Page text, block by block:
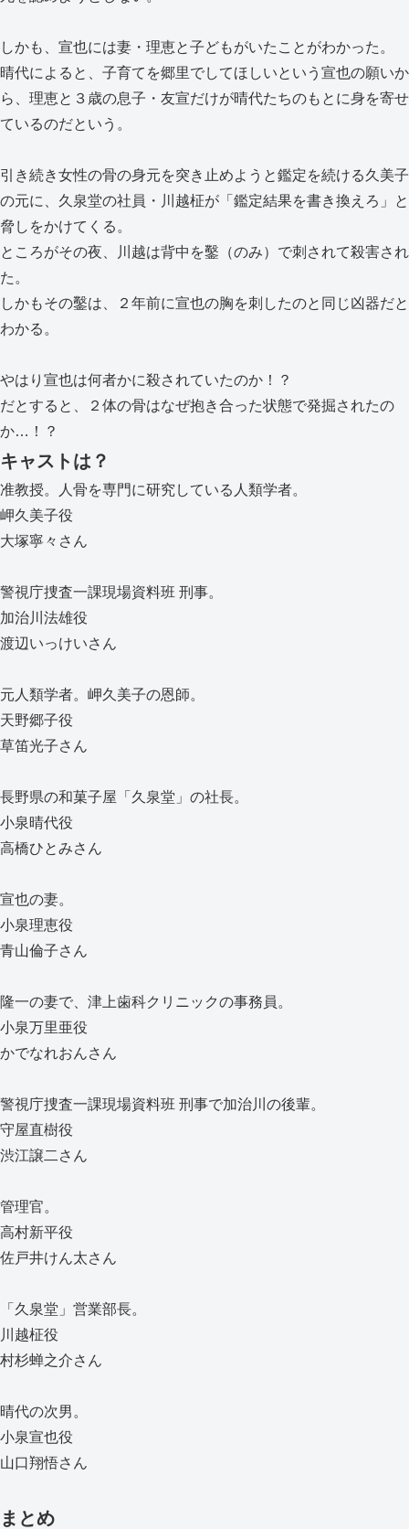
しかも、宣也には妻・理恵と子どもがいたことがわかった。
晴代によると、子育てを郷里でしてほしいという宣也の願いか
ら、理恵と３歳の息子・友宣だけが晴代たちのもとに身を寄せ
ているのだという。
引き続き女性の骨の身元を突き止めようと鑑定を続ける久美子
の元に、久泉堂の社員・川越柾が「鑑定結果を書き換えろ」と
脅しをかけてくる。
ところがその夜、川越は背中を鑿（のみ）で刺されて殺害され
た。
しかもその鑿は、２年前に宣也の胸を刺したのと同じ凶器だと
わかる。
やはり宣也は何者かに殺されていたのか！？
だとすると、２体の骨はなぜ抱き合った状態で発掘されたの
か…！？
キャストは？
准教授。人骨を専門に研究している人類学者。
岬久美子役
大塚寧々さん
警視庁捜査一課現場資料班 刑事。
加治川法雄役
渡辺いっけいさん
元人類学者。岬久美子の恩師。
天野郷子役
草笛光子さん
長野県の和菓子屋「久泉堂」の社長。
小泉晴代役
高橋ひとみさん
宣也の妻。
小泉理恵役
青山倫子さん
隆一の妻で、津上歯科クリニックの事務員。
小泉万里亜役
かでなれおんさん
警視庁捜査一課現場資料班 刑事で加治川の後輩。
守屋直樹役
渋江譲二さん
管理官。
高村新平役
佐戸井けん太さん
「久泉堂」営業部長。
川越柾役
村杉蝉之介さん
晴代の次男。
小泉宣也役
山口翔悟さん
まとめ